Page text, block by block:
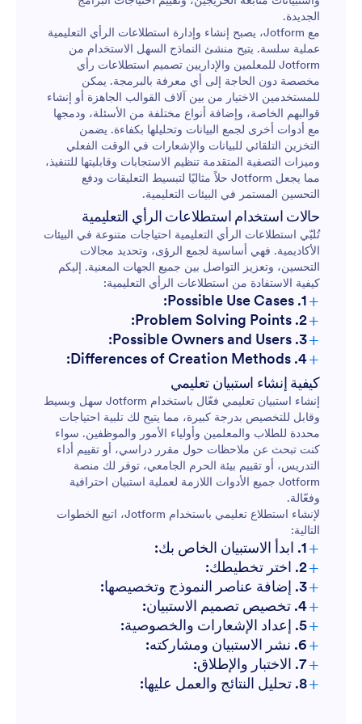
الجديدة.
مع Jotform، يصبح إنشاء وإدارة استطلاعات الرأي التعليمية
عملية سلسة. يتيح منشئ النماذج السهل الاستخدام من
Jotform للمعلمين والإداريين تصميم استطلاعات رأي
مخصصة دون الحاجة إلى أي معرفة بالبرمجة. يمكن
للمستخدمين الاختيار من بين آلاف القوالب الجاهزة أو إنشاء
قوالبهم الخاصة، وإضافة أنواع مختلفة من الأسئلة، ودمجها
مع أدوات أخرى لجمع البيانات وتحليلها بكفاءة. يضمن
التخزين التلقائي للبيانات والإشعارات في الوقت الفعلي
وميزات التصفية المتقدمة تنظيم الاستجابات وقابليتها للتنفيذ،
مما يجعل Jotform حلاً مثاليًا لتبسيط التعليقات ودفع
التحسين المستمر في البيئات التعليمية.
حالات استخدام استطلاعات الرأي التعليمية
تُلبّي استطلاعات الرأي التعليمية احتياجات متنوعة في البيئات
الأكاديمية. فهي أساسية لجمع الرؤى، وتحديد مجالات
التحسين، وتعزيز التواصل بين جميع الجهات المعنية. إليكم
كيفية الاستفادة من استطلاعات الرأي التعليمية:
+
1. Possible Use Cases:
+
2. Problem Solving Points:
+
3. Possible Owners and Users:
+
4. Differences of Creation Methods:
استطلاعات رأي الطلاب
استطلاعات رأي المعلمين
استطلاعات رأي أولياء الأمور
استطلاعات مناخ الحرم الجامعي:
كيفية إنشاء استبيان تعليمي
إنشاء استبيان تعليمي فعّال باستخدام Jotform سهل وبسيط
وقابل للتخصيص بدرجة كبيرة، مما يتيح لك تلبية احتياجات
محددة للطلاب والمعلمين وأولياء الأمور والموظفين. سواء
كنت تبحث عن ملاحظات حول مقرر دراسي، أو تقييم أداء
التدريس، أو تقييم بيئة الحرم الجامعي، توفر لك منصة
Jotform جميع الأدوات اللازمة لعملية استبيان احترافية
وفعّالة.
لإنشاء استطلاع تعليمي باستخدام Jotform، اتبع الخطوات
التالية:
+1. ابدأ الاستبيان الخاص بك:
+2. اختر تخطيطك:
+3. إضافة عناصر النموذج وتخصيصها:
+4. تخصيص تصميم الاستبيان:
+5. إعداد الإشعارات والخصوصية:
+6. نشر الاستبيان ومشاركته:
+7. الاختبار والإطلاق:
+8. تحليل النتائج والعمل عليها: